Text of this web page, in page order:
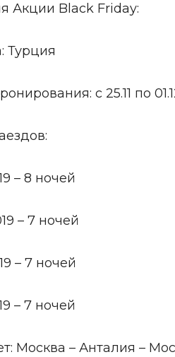
Акции Black Friday:
Турция
с 25.11 по
– 8 ночей
– 7 ночей
– 7 ночей
– 7 ночей
Москва – Анталия –